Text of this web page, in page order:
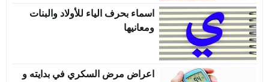
اسماء بحرف الياء للأولاد والبنات
ومعانيها
اعراض مرض السكري في بدايته و